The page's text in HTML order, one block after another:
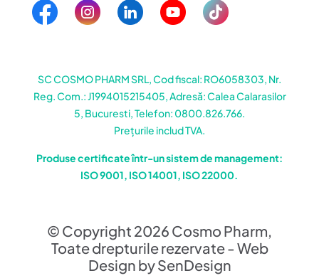
SC COSMO PHARM SRL, Cod fiscal: RO6058303, Nr.
Reg. Com.: J1994015215405, Adresă: Calea Calarasilor
5, Bucuresti, Telefon: 0800.826.766.
Prețurile includ TVA.
Produse certificate într-un sistem de management:
ISO 9001, ISO 14001, ISO 22000.
© Copyright 2026 Cosmo Pharm,
Toate drepturile rezervate - Web
Design by SenDesign